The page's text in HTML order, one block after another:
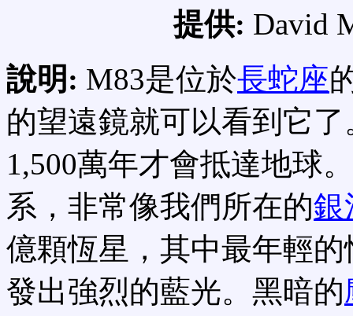
提供: David
說明: M83是位於長蛇座
的望遠鏡就可以看到它了
1,500萬年才會抵達地球
系，非常像我們所在的銀
億顆恆星，其中最年輕
發出強烈的藍光。黑暗的